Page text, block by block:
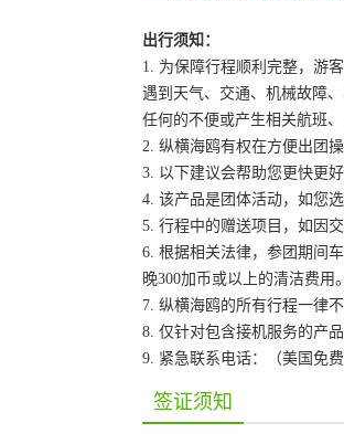
出行须知：
1. 为保障行程顺利完整，游
遇到天气、交通、机械故障
任何的不便或产生相关航班
2. 纵横海鸥有权在方便出团
3. 以下建议会帮助您更快更
4. 该产品是团体活动，如您
5. 行程中的赠送项目，如因
6. 根据相关法律，参团期间
晚300加币或以上的清洁费
7. 纵横海鸥的所有行程一律
8. 仅针对包含接机服务的产
9. 紧急联系电话：（美国免
签证须知